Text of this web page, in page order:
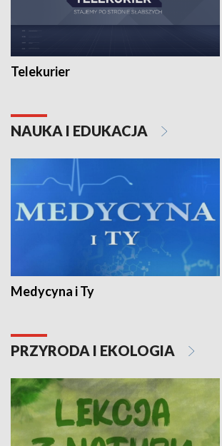
Telekurier
NAUKA I EDUKACJA
Medycyna i Ty
PRZYRODA I EKOLOGIA